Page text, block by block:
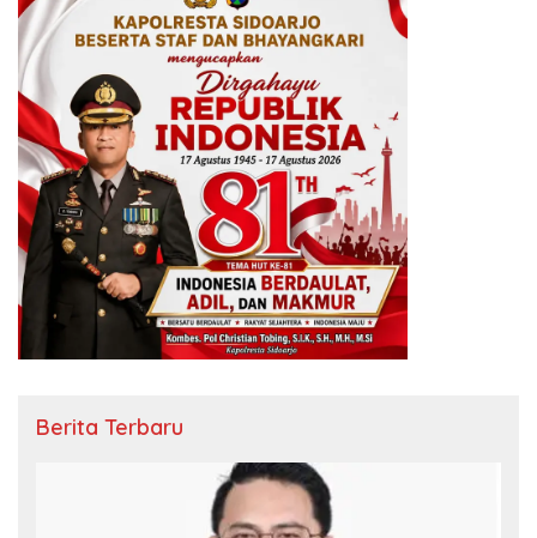
Berita Terbaru